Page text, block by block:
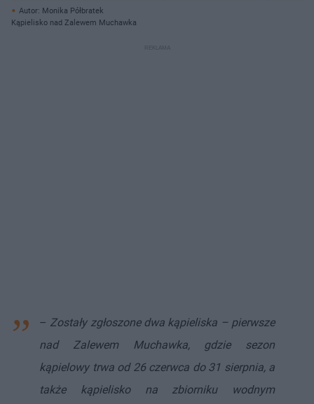
Autor: Monika Półbratek
Kąpielisko nad Zalewem Muchawka
– Zostały zgłoszone dwa kąpieliska – pierwsze
nad Zalewem Muchawka, gdzie sezon
kąpielowy trwa od 26 czerwca do 31 sierpnia, a
także kąpielisko na zbiorniku wodnym